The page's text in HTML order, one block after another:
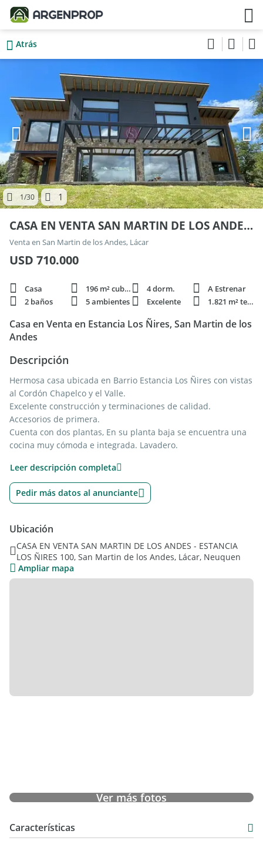
Atrás
1/30 1
CASA EN VENTA SAN MARTIN DE LOS ANDES - ESTANCIA LOS ÑIRES 100
Venta en San Martin de los Andes, Lácar
USD 710.000
Casa 196 m² cubie. 4 dorm.
A Estrenar
2 baños
5 ambientes Excelente 1.821 m² terren.
Casa en Venta en Estancia Los Ñires, San Martin de los
Andes
Descripción
Hermosa casa ubicada en Barrio Estancia Los Ñires con vistas
al Cordón Chapelco y el Valle.
Excelente construcción y terminaciones de calidad.
Accesorios de primera.
Cuenta con dos plantas, En su planta baja se encuentra una
cocina muy cómoda e integrada. Lavadero.
En su planta alta, 4 dormitorios, uno de ellos con vestidor.
Dos baños completos compartimentados.
Losa radiante.
para disfrutar las vistas increíbles del cordón montañoso.
En su parte exterior cuenta con una pileta con jacuzzi (posee
la conexión para climatizarla).
Gran parque.
Una galería semi cubierta.
Matricula 5781 CMCPSI Mat. 690 CMyCPN Alexis Keramidas. -
Leer descripción completa
Pedir más datos al anunciante
Ubicación
CASA EN VENTA SAN MARTIN DE LOS ANDES - ESTANCIA
LOS ÑIRES 100, San Martin de los Andes, Lácar, Neuquen
Ampliar mapa
Ver más fotos
Características